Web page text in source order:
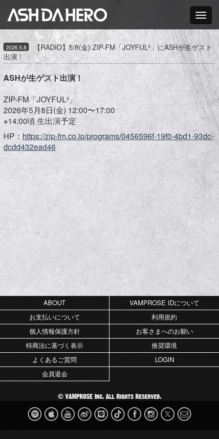
Toggle
2026.5.8
【RADIO】5/8(金) ZIP-FM「JOYFUL²」にASHが生ゲスト
出演！
ASHが生ゲスト出演！
ZIP-FM「JOYFUL²」
2026年5月8日(金) 12:00〜17:00
※14:00頃 生出演予定
HP：https://zip-fm.co.jp/programs/0456596f-19f0-4bd1-93dc-
dcdd432ead46
ABOUT
VAMPROSE IDについて
お支払いについて
利用規約
個人情報保護方針
お客さまへのお願い
特商法に基づく表示
推奨環境
よくあるご質問
LOGIN
会員退会